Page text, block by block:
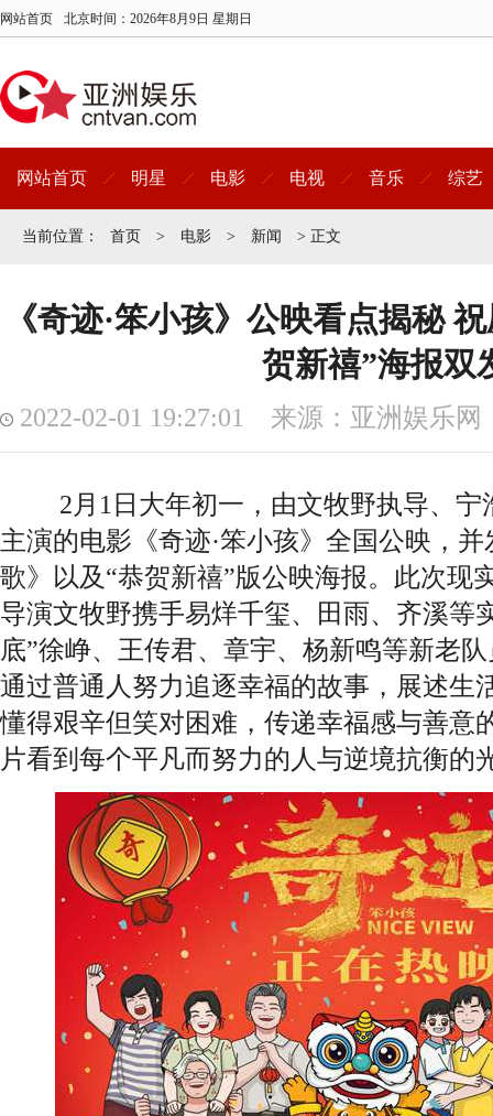
网站首页 北京时间： 2026年8月9日 星期日
网站首页 明星 电影 电视 音乐 综艺
当前位置： 首页 > 电影 > 新闻 > 正文
《奇迹·笨小孩》公映看点揭秘
贺新禧”海报双
2022-02-01 19:27:01 来源：亚洲娱乐网
2月1日大年初一，由文牧野执导、宁
主演的电影《奇迹·笨小孩》全国公映，
歌》以及“恭贺新禧”版公映海报。此次现
导演文牧野携手易烊千玺、田雨、齐溪等
底”徐峥、王传君、章宇、杨新鸣等新老
通过普通人努力追逐幸福的故事，展述生
懂得艰辛但笑对困难，传递幸福感与善意
片看到每个平凡而努力的人与逆境抗衡的